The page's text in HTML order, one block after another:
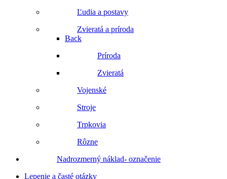
Ľudia a postavy
Zvieratá a príroda
Back
Príroda
Zvieratá
Vojenské
Stroje
Trpkovia
Rôzne
Nadrozmerný náklad- označenie
Lepenie a časté otázky